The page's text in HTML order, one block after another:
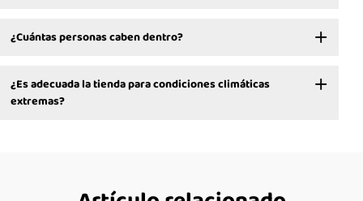
¿Cuántas personas caben dentro?
¿Es adecuada la tienda para condiciones climáticas
extremas?